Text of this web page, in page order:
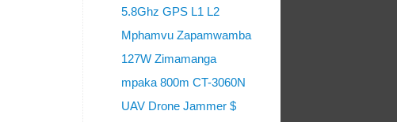
5.8Ghz GPS L1 L2
Mphamvu Zapamwamba
127W Zimamanga
mpaka 800m CT-3060N
UAV Drone Jammer $